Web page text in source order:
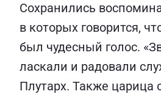
Сохранились
в которых говорится,
был чудесный голос.
ласкали и радовали
Плутарх. Также царица